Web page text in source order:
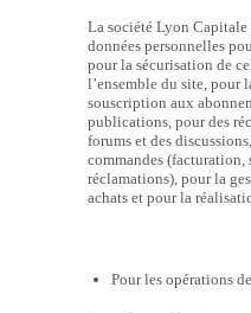
La société Lyon
données personnelles
pour la sécurisation de
l’ensemble du site, pour
souscription aux
publications, pour des
forums et des
commandes
réclamations), pour la
achats et pour la
Pour les opérations